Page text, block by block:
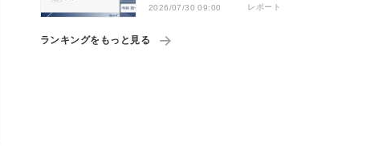
2026/07/30 09:00 レポート
ランキングをもっと見る